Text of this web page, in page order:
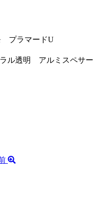
プラマードU
ル透明 アルミスペサー